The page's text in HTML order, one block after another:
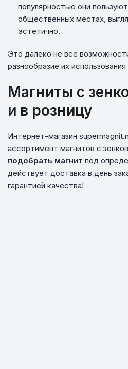
популярностью они
общественных местах,
эстетично.
Это далеко не все
разнообразие их
Магниты с
и в розницу
Интернет-магазин
ассортимент магнитов с
подобрать магнит под
действует доставка в день
гарантией качества!